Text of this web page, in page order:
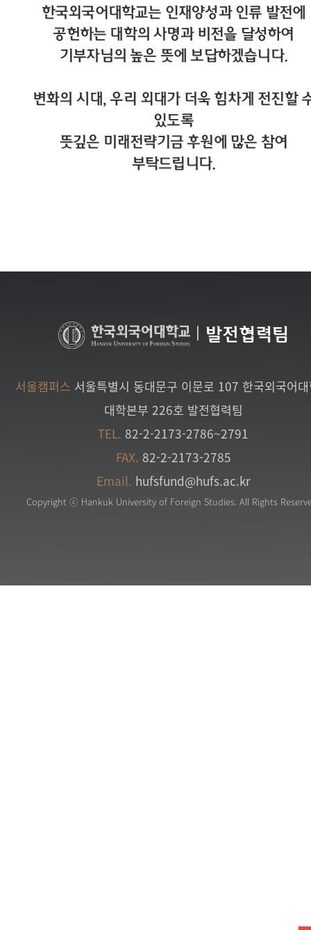
한국외국어대학교는 인재양성과 인류 발전에
공헌하는 대학의 사명과 비전을 달성하여
기부자님의 높은 뜻에 보답하겠습니다.
변화의 시대, 우리 외대가 더욱 힘차게 전진할
있도록
뜻깊은 미래전략기금 후원에 많은 참여
부탁드립니다.
발전협력팀
서울캠퍼스 서울특별시 동대문구 이문로 107 한국외국어
대학본부 226호 발전협력팀
TEL. 82-2-2173-2786~2791
FAX. 82-2-2173-2785
Email. hufsfund@hufs.ac.kr
Copyright ⓒ Hankuk University of Foreign Studies. All Rights